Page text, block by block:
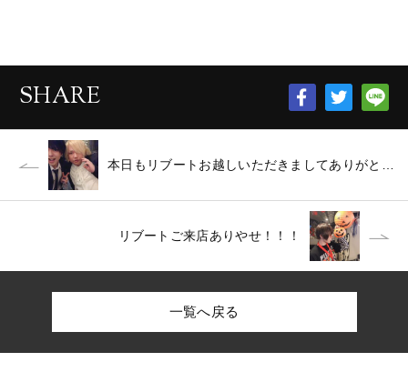
SHARE
リブートご来店ありやせ！！！
一覧へ戻る